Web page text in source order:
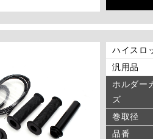
ハイスロ
汎用品
ホルダー
ズ
巻取径
品番